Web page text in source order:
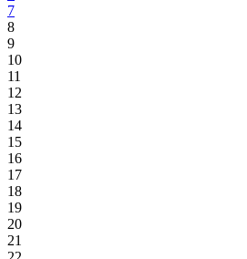
7
8
9
10
11
12
13
14
15
16
17
18
19
20
21